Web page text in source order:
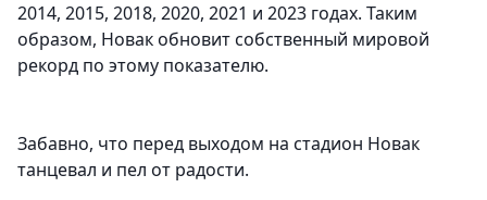
2014, 2015, 2018, 2020, 2021 и 2023 годах. Таким
образом, Новак обновит собственный мировой
рекорд по этому показателю.
Забавно, что перед выходом на стадион Новак
танцевал и пел от радости.